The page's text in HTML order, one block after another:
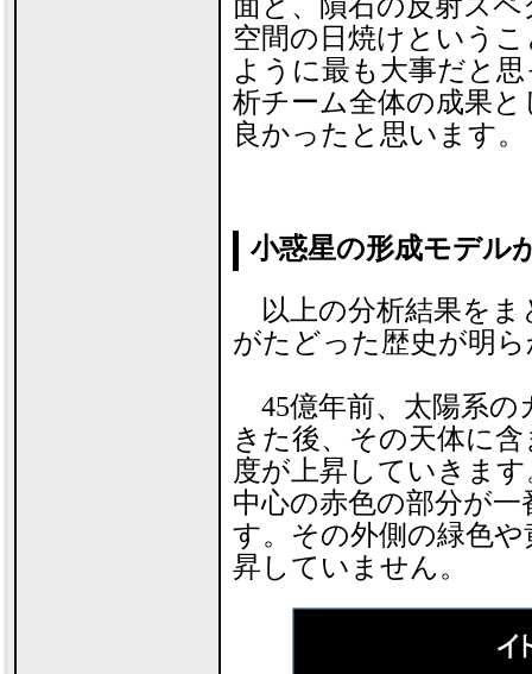
空間の日焼けという
ように最も大事だと
析チーム全体の成果
良かったと思います。
小惑星の形成モデル
以上の分析結果をま
がたどった歴史が明
45億年前、太陽系の
きた後、その天体に
度が上昇していきま
中心の赤色の部分が
す。その外側の緑色
昇していません。